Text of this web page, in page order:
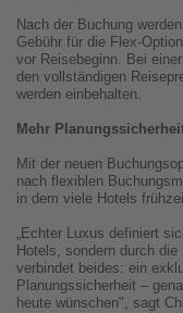
Nach der Buchung
Gebühr für die Flex-
vor Reisebeginn. Bei
den vollständigen
werden einbehalten.
Mehr
Mit der neuen
nach flexiblen
in dem viele Hotels
„Echter Luxus definiert
Hotels, sondern durch
verbindet beides: ein
Planungssicherheit –
heute wünschen", sagt